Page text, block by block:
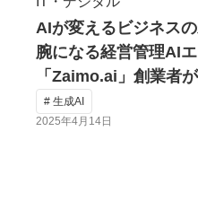
AIが変えるビジネス
腕になる経営管理AI
「Zaimo.ai」創業者
# 生成AI
2025年4月14日